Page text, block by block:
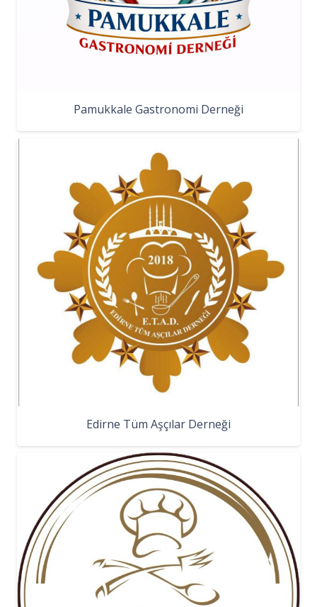
Pamukkale Gastronomi Derneği
Edirne Tüm Aşçılar Derneği